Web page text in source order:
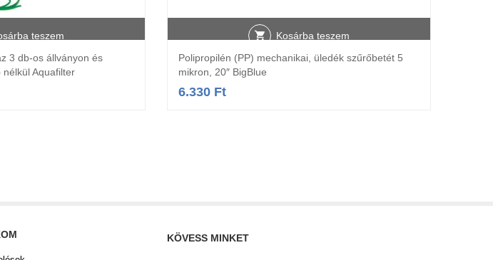
teszem
3 db-os állványon és
Aquafilter
Kosárba teszem
Polipropilén (PP) mechanikai, üledék szűrőbetét 5
mikron, 20″ BigBlue
6.330 Ft
KÖVESS MINKET